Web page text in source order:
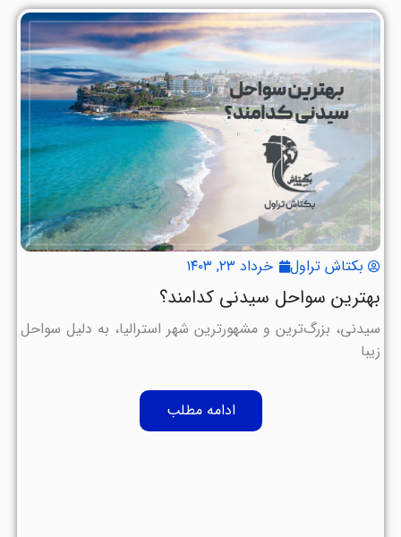
بکتاش تراول خرداد ۲۳, ۱۴۰۳
بهترین سواحل سیدنی کدامند؟
سیدنی، بزرگ‌ترین و مشهورترین شهر استرالیا، به دلیل سواحل
زیبا
ادامه مطلب